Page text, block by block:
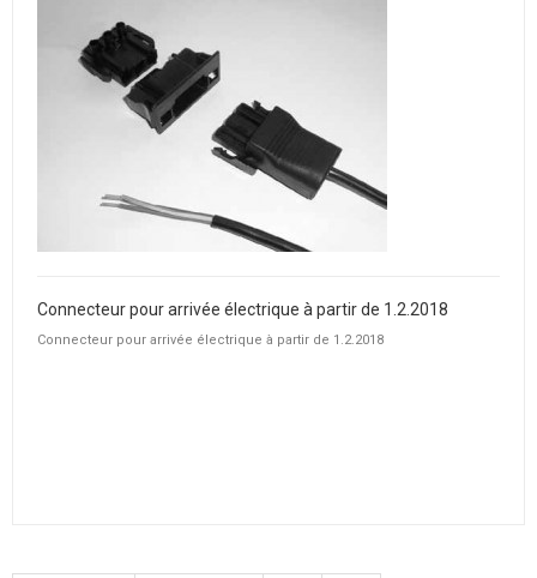
Connecteur pour arrivée électrique à partir de 1.2.2018
Connecteur pour arrivée électrique à partir de 1.2.2018